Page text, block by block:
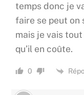
temps donc je
faire se peut on
mais je vais
qu’il en coûte.
0